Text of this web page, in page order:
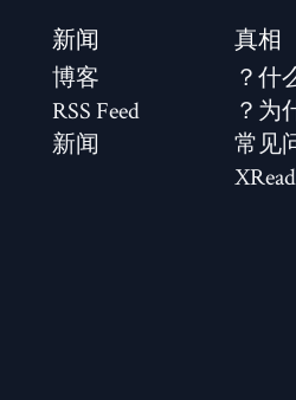
真相
什
为
常见
新闻
博客
RSS Feed
新闻